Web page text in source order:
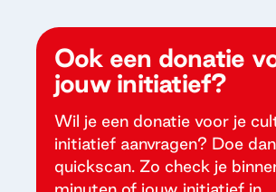
Ook een donatie
jouw initiatief?
Wil je een donatie voor je
initiatief aanvragen? Doe
quickscan. Zo check je
minuten of jouw initiatief in